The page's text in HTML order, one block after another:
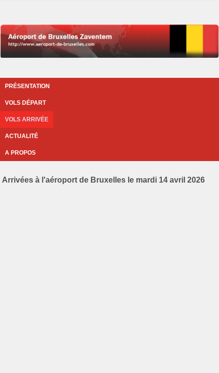
PRÉSENTATION
VOLS DÉPART
VOLS ARRIVÉE
ACTUALITÉ
A PROPOS
Arrivées à l'aéroport de Bruxelles le mardi 14 avril 2026